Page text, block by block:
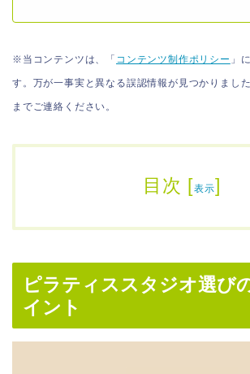
※当コンテンツは、「 コンテンツ制作ポリシー 」
す。万が一事実と異なる誤認情報が見つかりまし
までご連絡ください。
目次 [表示]
ピラティススタジオ選び
イント